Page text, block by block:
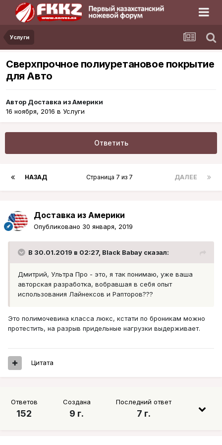
Услуги
Сверхпрочное полиуретановое покрытие
для Авто
Автор Доставка из Америки
16 ноября, 2016 в Услуги
Ответить
НАЗАД ДАЛЕЕ
Страница 7 из 7
Доставка из Америки
Опубликовано 30 января, 2019
В 30.01.2019 в 02:27, Black Babay сказал:
Дмитрий, Ультра Про - это, я так понимаю, уже ваша
авторская разработка, вобравшая в себя опыт
использования Лайнексов и Рапторов???
Это полимочевина класса люкс, кстати по броникам можно
протестить, на разрыв придельные нагрузки выдерживает.
Цитата
Ответов
152
Создана
9 г.
Последний ответ
7 г.